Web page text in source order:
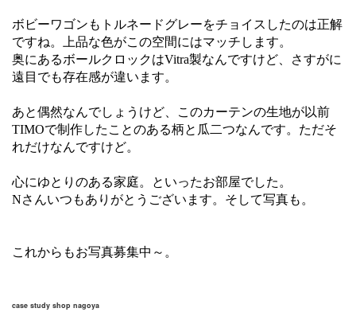
ボビーワゴンもトルネードグレーをチョイスしたのは正解
ですね。上品な色がこの空間にはマッチします。
奥にあるボールクロックはVitra製なんですけど、さすがに
遠目でも存在感が違います。
あと偶然なんでしょうけど、このカーテンの生地が以前
TIMOで制作したことのある柄と瓜二つなんです。ただそ
れだけなんですけど。
心にゆとりのある家庭。といったお部屋でした。
Nさんいつもありがとうございます。そして写真も。
これからもお写真募集中～。
case study shop nagoya